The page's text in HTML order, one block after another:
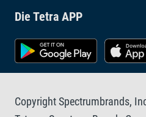
Die Tetra APP
Copyright Spectrumbrands,